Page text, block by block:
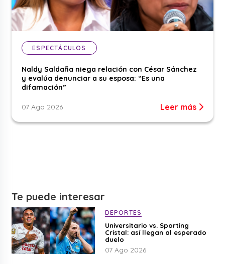
ESPECTÁCULOS
Naldy Saldaña niega relación con César Sánchez
y evalúa denunciar a su esposa: “Es una
difamación”
07 Ago 2026 Leer más
Te puede interesar
DEPORTES
Universitario vs. Sporting
Cristal: así llegan al esperado
duelo
07 Ago 2026